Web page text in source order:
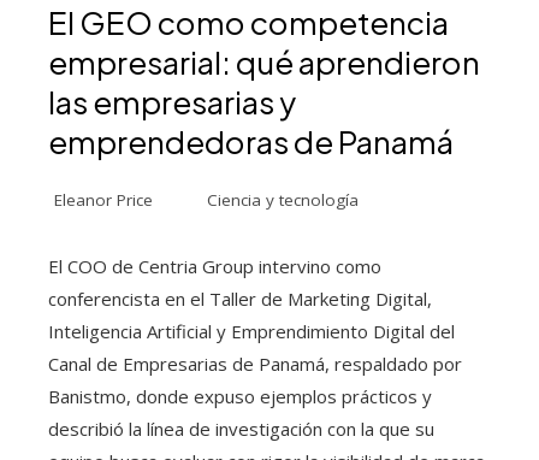
El GEO como competencia
empresarial: qué aprendieron
las empresarias y
emprendedoras de Panamá
Eleanor Price Ciencia y tecnología
El COO de Centria Group intervino como
conferencista en el Taller de Marketing Digital,
Inteligencia Artificial y Emprendimiento Digital del
Canal de Empresarias de Panamá, respaldado por
Banistmo, donde expuso ejemplos prácticos y
describió la línea de investigación con la que su